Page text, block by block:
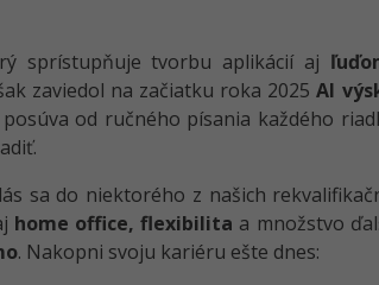
sprístupňuje tvorbu aplikácií aj
zaviedol na začiatku roka 2025AI
od ručného písania každého
sa do niektorého z našich
home office, flexibilita a množstvo
. Nakopni svoju kariéru ešte dnes: